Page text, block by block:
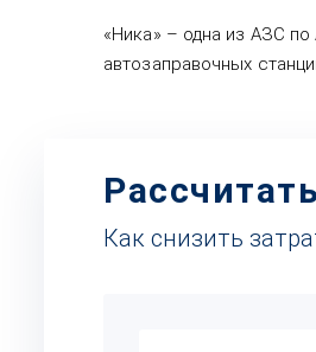
«Ника» – одна из АЗС
автозаправочных
Как снизить